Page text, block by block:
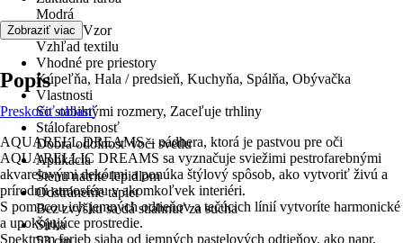
Modrá
Dekor / Vzor
Vzhľad textilu
Vhodné pre priestory
Kúpeľňa, Hala / predsieň, Kuchyňa, Spálňa, Obývačka
Vlastnosti
So stabilnými rozmery, Zaceľuje trhliny
Stálofarebnosť
Dobrá odolnosť voči svetlu
Aplikácia
Stenu natrite lepidlom
Odstránenie tapiet
Bez zvyšku sa dá stiahnuť za sucha
Šírka
Zobraziť viac
Popis
Preskočiť oblasť
AQUARELL DREAMS – nádhera, ktorá je pastvou pre oči
AQUARELLIC DREAMS sa vyznačuje sviežimi pestrofarebnými
akvarelovými dekórmi a ponúka štýlový spôsob, ako vytvoriť živú a
prírodnú atmosféru v akomkoľvek interiéri.
S pomocou ich jemných odtieňov a tečúcich línií vytvoríte harmonické
a upokojujúce prostredie.
Spektrum farieb siaha od jemných pastelových odtieňov, ako napr.